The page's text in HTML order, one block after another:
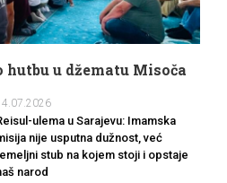
u džematu Misoča
ulema u Sarajevu: Imamska
nije usputna dužnost, već
stub na kojem stoji i opstaje
narod